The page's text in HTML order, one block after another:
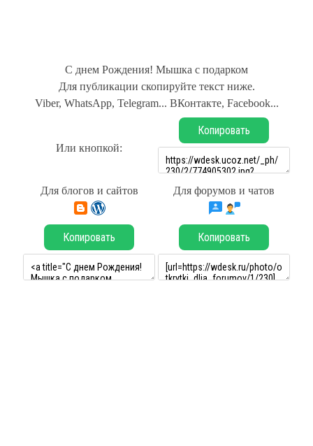
С днем Рождения! Мышка с подарком
Для публикации скопируйте текст ниже.
Viber, WhatsApp, Telegram... ВКонтакте, Facebook...
Или кнопкой:
Копировать
Для блогов и сайтов Для форумов и чатов
Копировать Копировать